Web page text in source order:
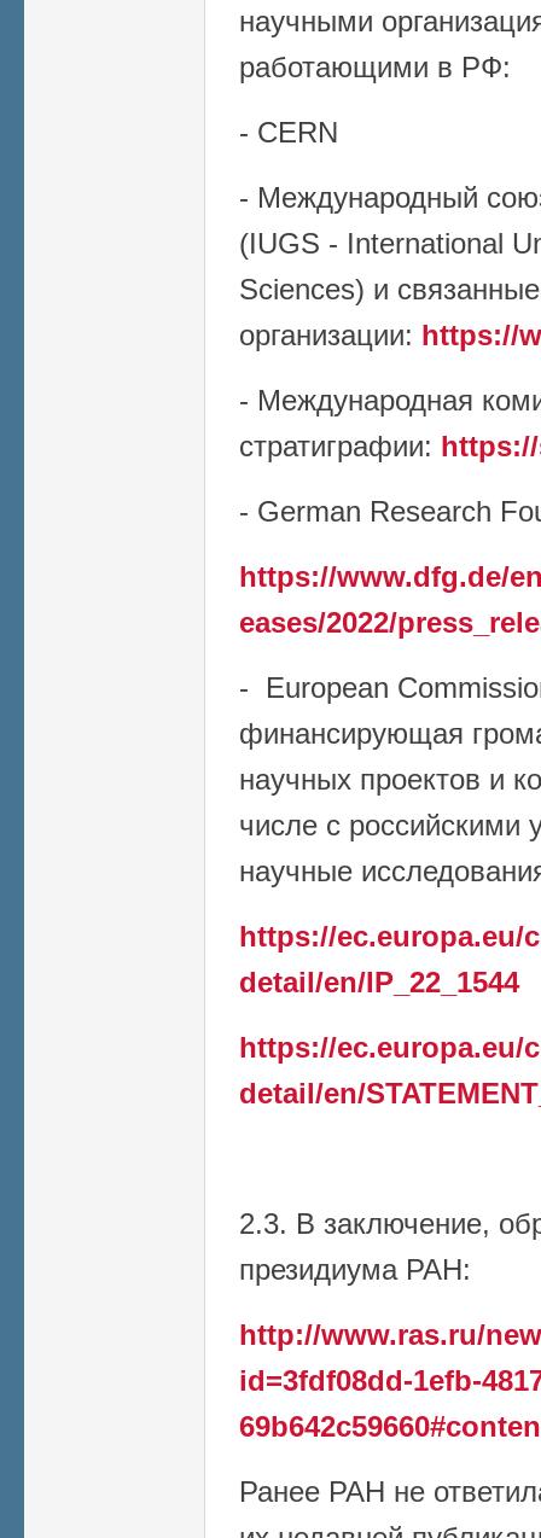
научными
работающими в РФ:
- CERN
- Международный
(IUGS - International
Sciences) и
организации: https://
- Международная
стратиграфии:
- German Research
https://www.dfg.de/
eases/2022/
- European
финансирующая
научных проектов и
числе с
научные
https://ec.europa.eu/
detail/en/IP_22_1544
https://ec.europa.eu/
detail/en/
2.3. В заключение,
президиума РАН:
http://www.ras.ru/
id=3fdf08dd-1efb-
Ранее РАН не